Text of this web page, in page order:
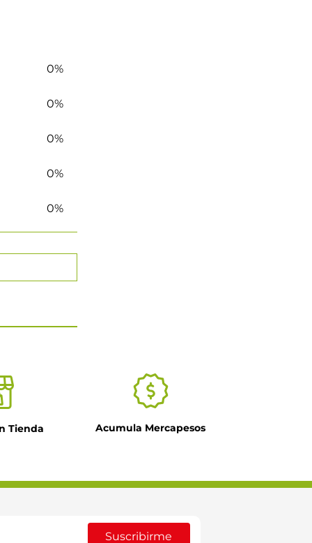
0%
0%
0%
0%
0%
Tienda Acumula Mercapesos
Suscribirme